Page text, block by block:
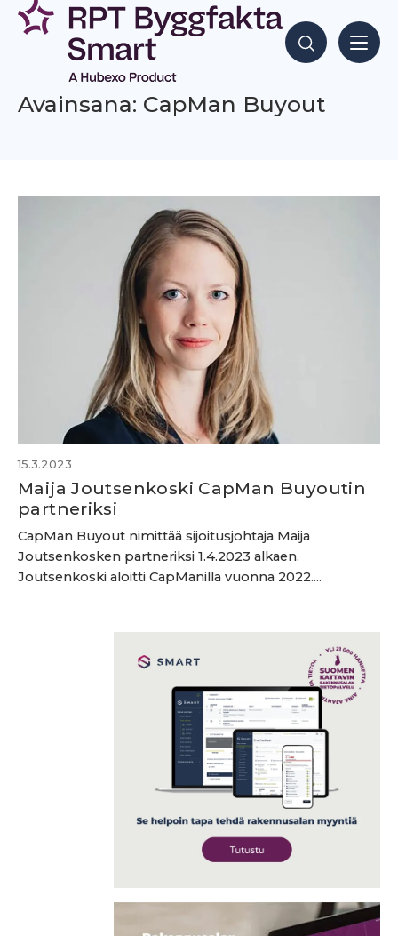
Siirry
sisältöön
Hae sisältöjä
Avainsana: CapMan Buyout
15.3.2023
Maija Joutsenkoski CapMan Buyoutin
partneriksi
CapMan Buyout nimittää sijoitusjohtaja Maija
Joutsenkosken partneriksi 1.4.2023 alkaen.
Joutsenkoski aloitti CapManilla vuonna 2022....